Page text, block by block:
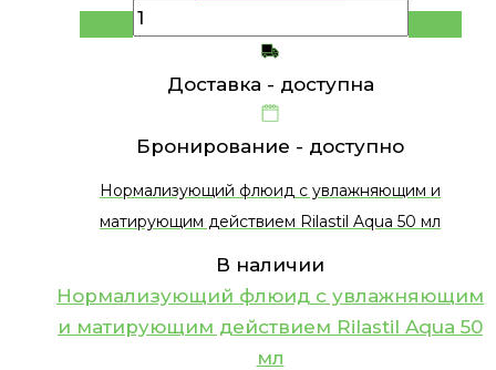
Доставка - доступна
Бронирование - доступно
Нормализующий флюид с увлажняющим и
матирующим действием Rilastil Aqua 50 мл
В наличии
Нормализующий флюид с увлажняющим
и матирующим действием Rilastil Aqua 50
мл